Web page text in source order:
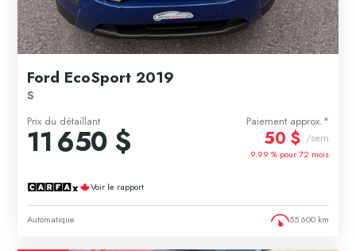
Ford EcoSport 2019
S
Prix du détaillant
11 650 $
Paiement approx.*
50 $ /sem
9.99 % pour72 mois
Voir le rapport
Automatique 55 600 km